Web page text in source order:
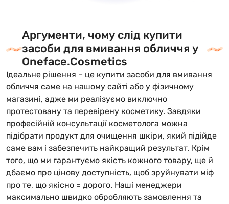
Аргументи, чому слід купити
засоби для вмивання обличчя у
Oneface.Cosmetics
Ідеальне рішення – це купити засоби для вмивання
обличчя саме на нашому сайті або у фізичному
магазині, адже ми реалізуємо виключно
протестовану та перевірену косметику. Завдяки
професійній консультації косметолога можна
підібрати продукт для очищення шкіри, який підійде
саме вам і забезпечить найкращий результат. Крім
того, що ми гарантуємо якість кожного товару, ще й
дбаємо про цінову доступність, щоб зруйнувати міф
про те, що якісно = дорого. Наші менеджери
максимально швидко обробляють замовлення та